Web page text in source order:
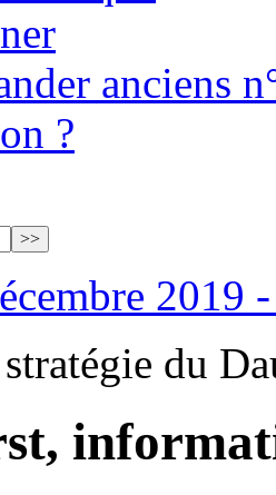
anciens
?
2019
du